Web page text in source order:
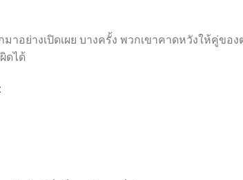
อย่างเปิดเผย บางครั้ง พวกเขาคาดหวังให้คู่ของ
ดได้